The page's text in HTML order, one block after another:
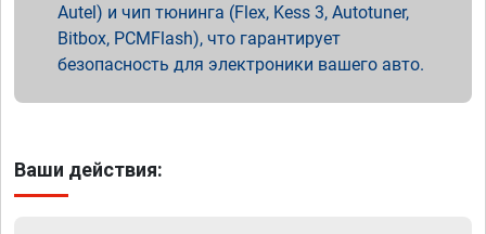
Autel) и чип тюнинга (Flex, Kess 3, Autotuner,
Bitbox, PCMFlash), что гарантирует
безопасность для электроники вашего авто.
Ваши действия: